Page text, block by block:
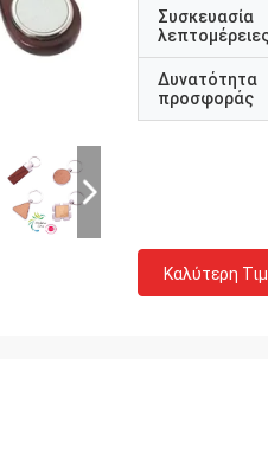
Συσκευασία
Δυνατότητα
προσφοράς
Καλύτερη